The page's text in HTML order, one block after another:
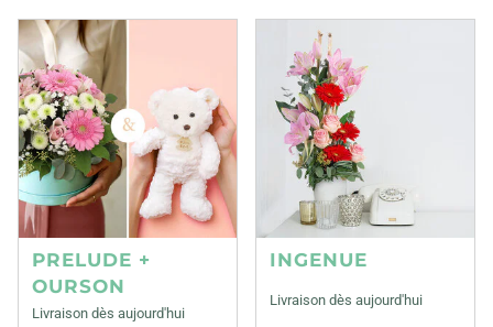
PRELUDE +
OURSON
Livraison dès aujourd'hui
INGENUE
Livraison dès aujourd'hui